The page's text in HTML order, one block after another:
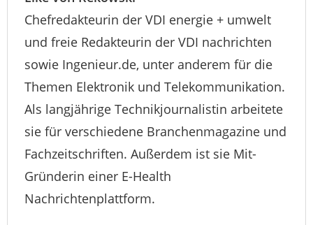
Chefredakteurin der VDI energie + umwelt
und freie Redakteurin der VDI nachrichten
sowie Ingenieur.de, unter anderem für die
Themen Elektronik und Telekommunikation.
Als langjährige Technikjournalistin arbeitete
sie für verschiedene Branchenmagazine und
Fachzeitschriften. Außerdem ist sie Mit-
Gründerin einer E-Health
Nachrichtenplattform.